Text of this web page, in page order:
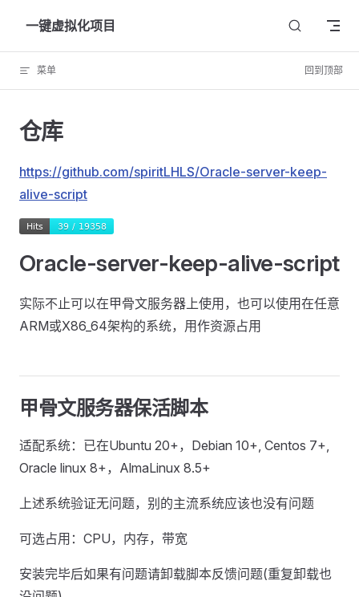
Skip to content
一键虚拟化项目
菜单 回到顶部
仓库
https://github.com/spiritLHLS/Oracle-server-keep-
alive-script
Oracle-server-keep-alive-script
实际不止可以在甲骨文服务器上使用，也可以使用在任意
ARM或X86_64架构的系统，用作资源占用
甲骨文服务器保活脚本
适配系统：已在Ubuntu 20+，Debian 10+, Centos 7+,
Oracle linux 8+，AlmaLinux 8.5+
上述系统验证无问题，别的主流系统应该也没有问题
可选占用：CPU，内存，带宽
安装完毕后如果有问题请卸载脚本反馈问题(重复卸载也